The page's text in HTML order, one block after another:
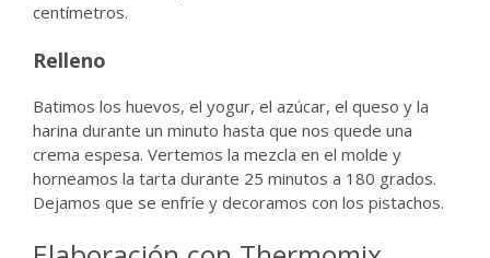
centímetros.
Relleno
Batimos los huevos, el yogur, el azúcar, el queso y la
harina durante un minuto hasta que nos quede una
crema espesa. Vertemos la mezcla en el molde y
horneamos la tarta durante 25 minutos a 180 grados.
Dejamos que se enfríe y decoramos con los pistachos.